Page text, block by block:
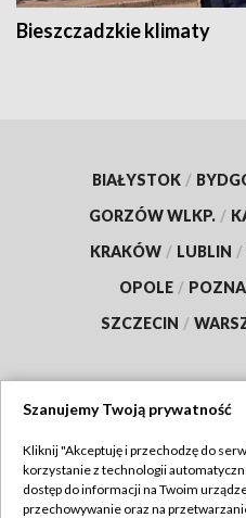
Bieszczadzkie klimaty
BIAŁYSTOK /
GORZÓW WLKP. /
KRAKÓW / LUBLIN /
OPOLE /
SZCZECIN /
Abonament TVP
Szanujemy Twoją prywatność
Kliknij "Akceptuję i przechodzę do
korzystanie z technologii
dostęp do informacji na Twoim
przechowywanie oraz na